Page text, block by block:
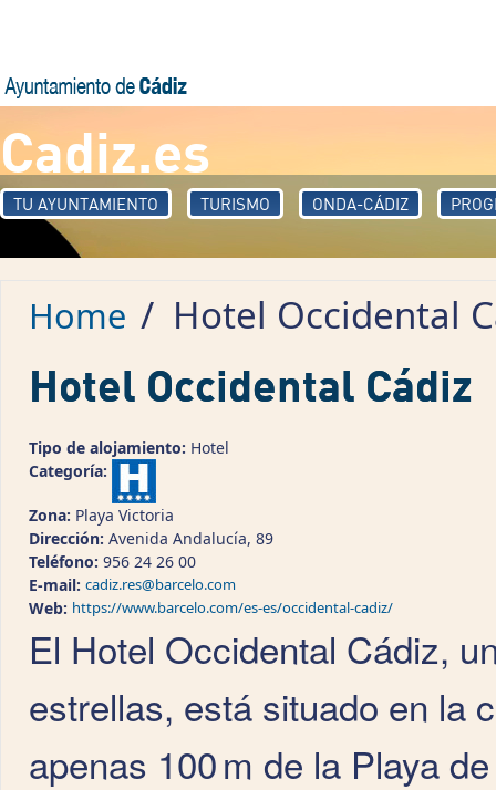
Cadiz.es
TU AYUNTAMIENTO TURISMO ONDA-CÁDIZ
Home / Hotel Occidental
Hotel Occidental Cádiz
Tipo de alojamiento: Hotel
Categoría:
Zona: Playa Victoria
Dirección: Avenida Andalucía, 89
Teléfono: 956 24 26 00
E-mail: cadiz.res@barcelo.com
Web: https://www.barcelo.com/es-es/occidental-cadiz/
El Hotel Occidental Cádiz,
estrellas, está situado en la
apenas 100 m de la Playa